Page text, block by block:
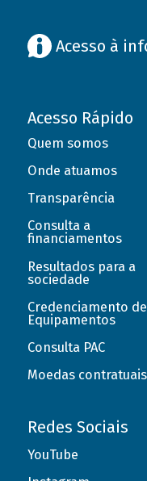
Acesso à
Acesso Rápido
Quem somos
Onde atuamos
Transparência
Consulta a
financiamentos
Resultados para a
sociedade
Credenciamento de
Equipamentos
Consulta PAC
Moedas contratuais
Redes Sociais
YouTube